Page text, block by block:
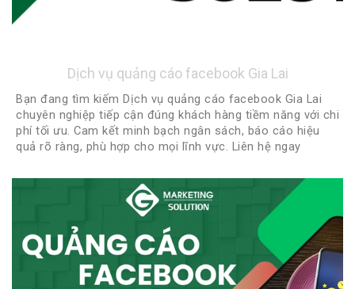
Dịch vụ quảng cáo facebook Gia Lai
Bạn đang tìm kiếm Dịch vụ quảng cáo facebook Gia Lai
chuyên nghiệp tiếp cận đúng khách hàng tiềm năng với chi
phí tối ưu. Cam kết minh bạch ngân sách, báo cáo hiệu
quả rõ ràng, phù hợp cho mọi lĩnh vực. Liên hệ ngay
nhận chiến lược quảng cáo phù hợp nhất!